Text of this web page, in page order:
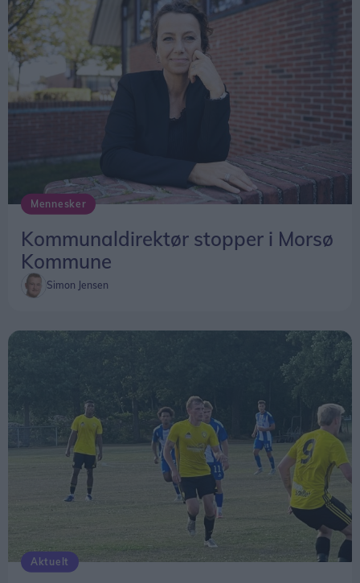
Mennesker
Kommunaldirektør stopper i Morsø
Kommune
Simon Jensen
Aktuelt